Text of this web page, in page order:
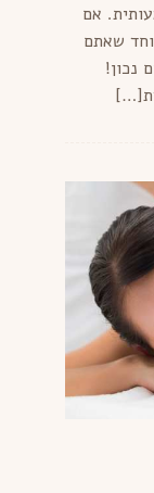
אם
שאתם
נכון!